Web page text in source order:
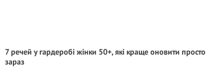
7 речей у гардеробі жінки 50+, які краще оновити просто
зараз